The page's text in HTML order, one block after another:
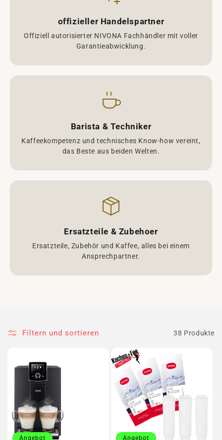
offizieller Handelspartner
Offiziell autorisierter NIVONA Fachhändler mit voller
Garantieabwicklung.
Barista & Techniker
Kaffeekompetenz und technisches Know-how vereint,
das Beste aus beiden Welten.
Ersatzteile & Zubehoer
Ersatzteile, Zubehör und Kaffee, alles bei einem
Ansprechpartner.
Filtern und sortieren 38 Produkte
Angebot Angebot